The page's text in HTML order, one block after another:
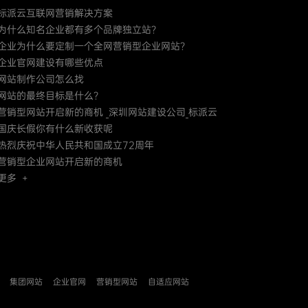
派云互联网营销解决方案
什么知名企业都有多个品牌独立站？
业为什么要定制一个全网营销型企业网站？
业官网建设有哪些优点
站制作公司怎么找
站的最终目标是什么？
销型网站开启新的商机 _深圳网站建设公司_标派云
庆长假你有什么新收获呢
烈庆祝中华人民共和国成立72周年
销型企业网站开启新的商机
多 +
集团网站 企业官网 营销型网站 自适应网站